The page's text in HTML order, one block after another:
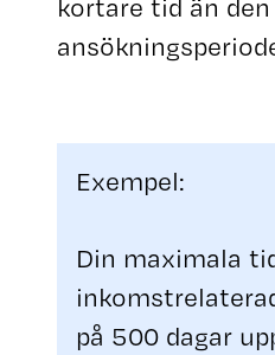
Exempel:
Din maximala
på 500 dagar